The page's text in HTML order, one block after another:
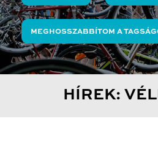
MEGHOSSZABBÍTOM A
HÍREK: